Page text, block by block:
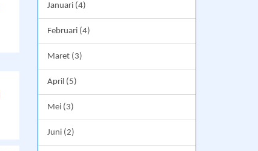
Januari (4)
Februari (4)
Maret (3)
April (5)
Mei (3)
Juni (2)